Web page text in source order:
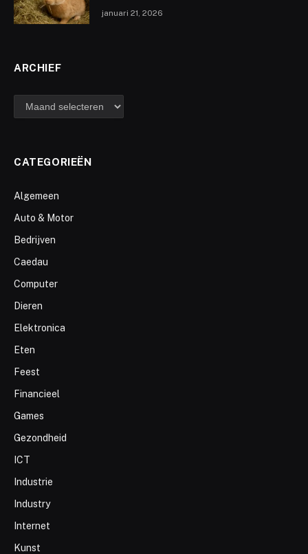
januari 21, 2026
ARCHIEF
archief
CATEGORIEËN
Algemeen
Auto & Motor
Bedrijven
Caedau
Computer
Dieren
Elektronica
Eten
Feest
Financieel
Games
Gezondheid
ICT
Industrie
Industry
Internet
Kunst